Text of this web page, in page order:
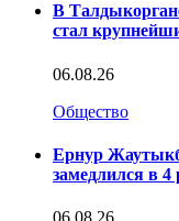
В
стал
06.08.26
Общество
Ернур
замедлился в 4